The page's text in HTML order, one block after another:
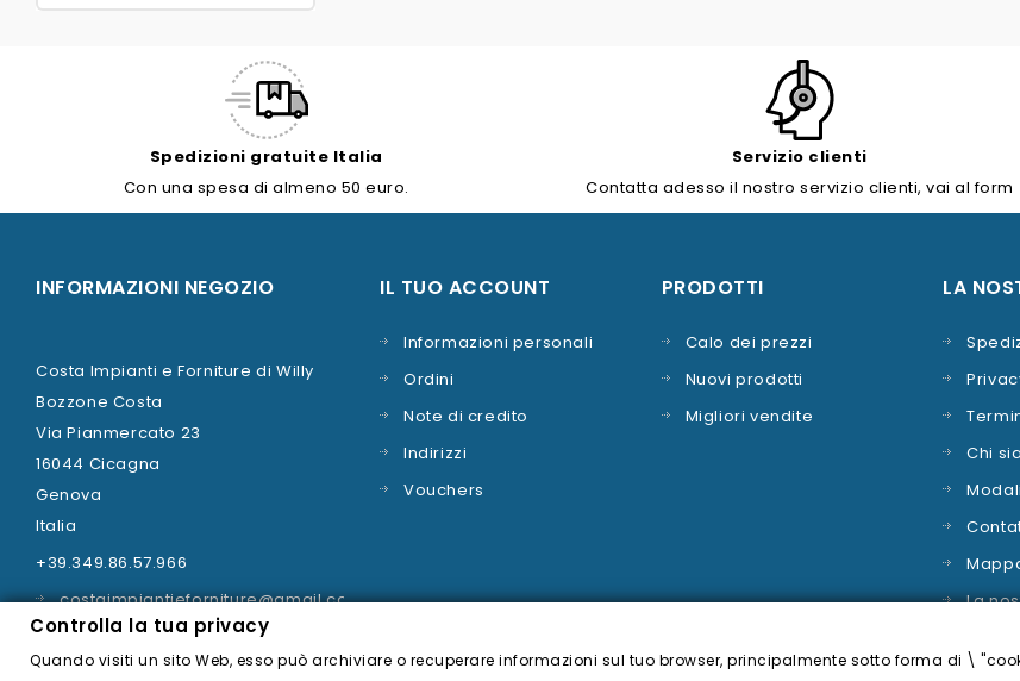
Spedizioni gratuite Italia
Con una spesa di almeno 50 euro.
Servizio clienti
Contatta adesso il nostro servizio clienti, vai al form
contatti.
INFORMAZIONI NEGOZIO
Costa Impianti e Forniture di Willy
Bozzone Costa
Via Pianmercato 23
16044 Cicagna
Genova
Italia
+39.349.86.57.966
costaimpiantieforniture@gmail.com
IL TUO ACCOUNT
Informazioni personali
Ordini
Note di credito
Indirizzi
Vouchers
PRODOTTI
Calo dei prezzi
Nuovi prodotti
Migliori vendite
LA
Chi
La
Controlla la tua privacy
Quando visiti un sito Web, esso può archiviare o recuperare informazioni sul tuo browser, principalmente sotto forma di \